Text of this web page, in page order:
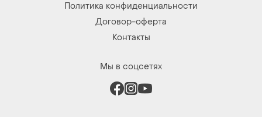
Политика конфиденциальности
Договор-оферта
Контакты
Мы в соцсетях